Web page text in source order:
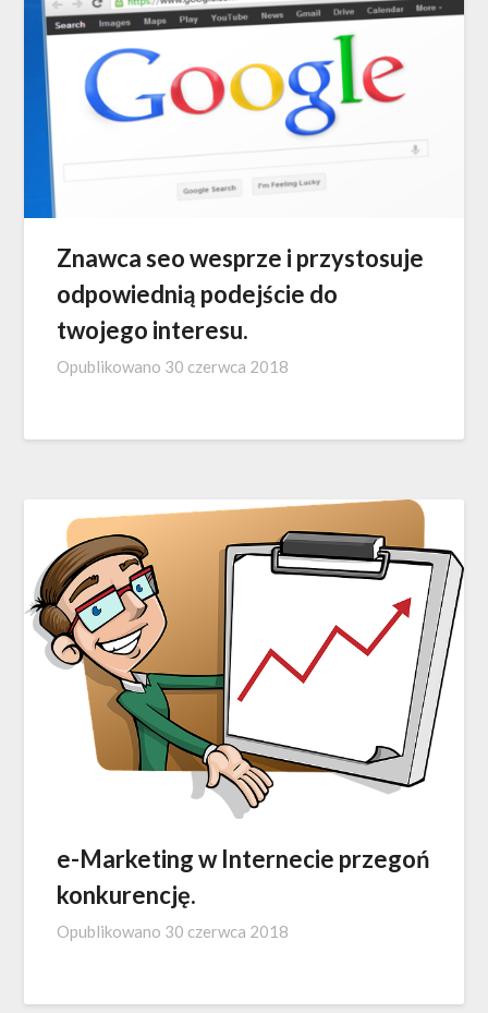
Znawca seo wesprze i przystosuje
odpowiednią podejście do
twojego interesu.
Opublikowano 30 czerwca 2018
e-Marketing w Internecie przegoń
konkurencję.
Opublikowano 30 czerwca 2018